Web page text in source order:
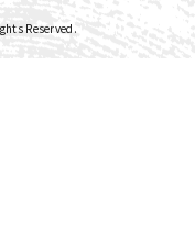
Reserved.